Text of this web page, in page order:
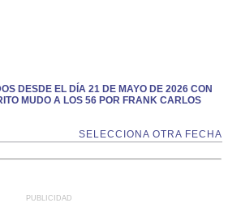
DESDE EL DÍA 21 DE MAYO DE 2026 CON
MUDO A LOS 56 POR FRANK CARLOS
SELECCIONA OTRA FECHA
PUBLICIDAD